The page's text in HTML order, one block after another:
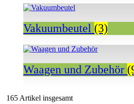
Vakuumbeutel (3)
Waagen und Zubehör
165 Artikel insgesamtNach